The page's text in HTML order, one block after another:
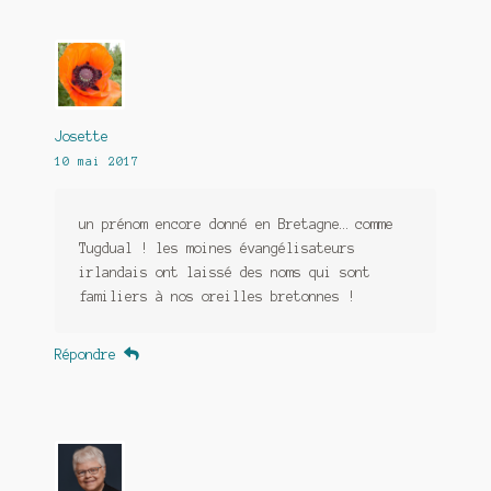
Josette
10 mai 2017
un prénom encore donné en Bretagne… comme
Tugdual ! les moines évangélisateurs
irlandais ont laissé des noms qui sont
familiers à nos oreilles bretonnes !
Répondre